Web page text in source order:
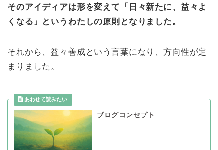
そのアイディアは形を変えて「日々新たに、益々よ
くなる」というわたしの原則となりました。
それから、益々善成という言葉になり、方向性が定
まりました。
ブログコンセプト